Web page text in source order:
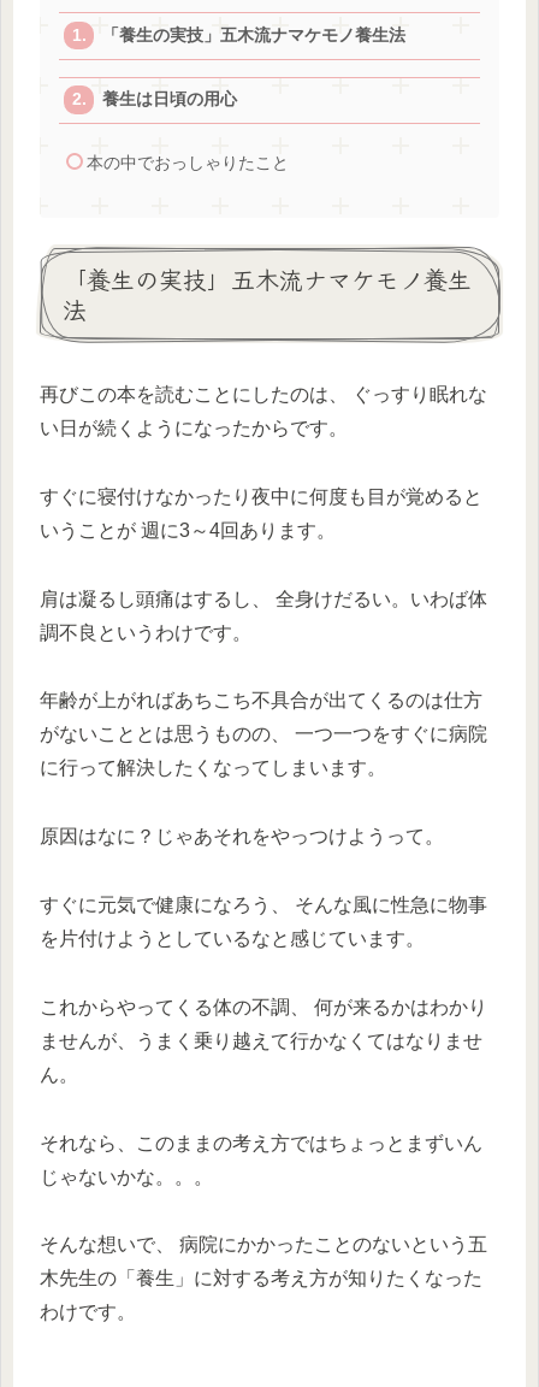
「養生の実技」五木流ナマケモノ養生法
養生は日頃の用心
本の中でおっしゃりたこと
「養生の実技」五木流ナマケモノ養生
法
再びこの本を読むことにしたのは、 ぐっすり眠れな
い日が続くようになったからです。
すぐに寝付けなかったり夜中に何度も目が覚めると
いうことが 週に3～4回あります。
肩は凝るし頭痛はするし、 全身けだるい。いわば体
調不良というわけです。
年齢が上がればあちこち不具合が出てくるのは仕方
がないこととは思うものの、 一つ一つをすぐに病院
に行って解決したくなってしまいます。
原因はなに？じゃあそれをやっつけようって。
すぐに元気で健康になろう、 そんな風に性急に物事
を片付けようとしているなと感じています。
これからやってくる体の不調、 何が来るかはわかり
ませんが、うまく乗り越えて行かなくてはなりませ
ん。
それなら、このままの考え方ではちょっとまずいん
じゃないかな。。。
そんな想いで、 病院にかかったことのないという五
木先生の「養生」に対する考え方が知りたくなった
わけです。